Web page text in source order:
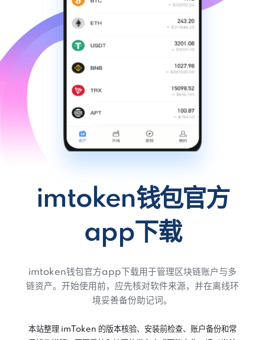
imtoken钱包官方
app下载
imtoken钱包官方app下载用于管理区块链账户与多
链资产。开始使用前，应先核对软件来源，并在离线环
境妥善备份助记词。
本站整理 imToken 的版本核验、安装前检查、账户备份和常